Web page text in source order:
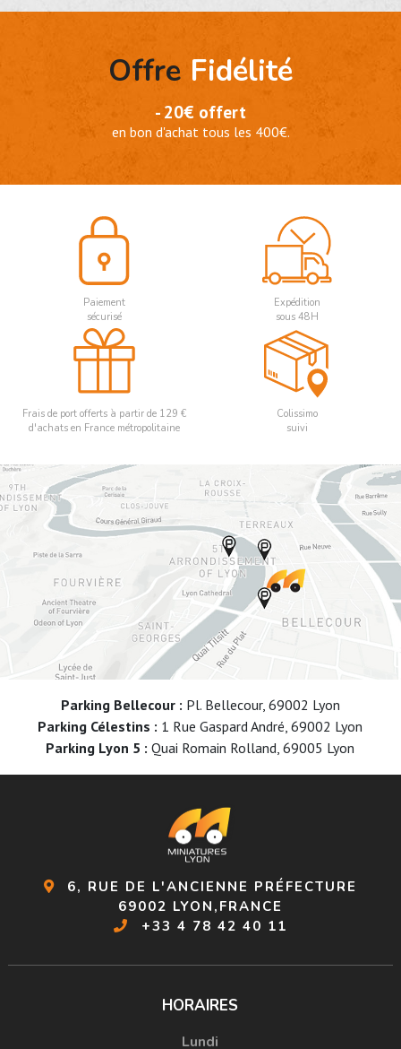
Offre Fidélité
- 20€ offert
en bon d'achat tous les 400€.
Paiement
sécurisé
Expédition
sous 48H
Frais de port offerts à partir de 129 €
d'achats en France métropolitaine
Colissimo
suivi
Parking Bellecour : Pl. Bellecour, 69002 Lyon
Parking Célestins : 1 Rue Gaspard André, 69002 Lyon
Parking Lyon 5 : Quai Romain Rolland, 69005 Lyon
6, RUE DE L'ANCIENNE PRÉFECTURE
69002 LYON,FRANCE
+33 4 78 42 40 11
HORAIRES
Lundi